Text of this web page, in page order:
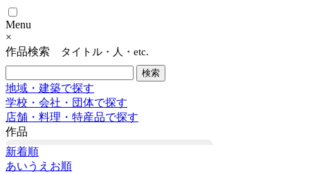
Menu
×
作品検索
タイトル・人・etc.
地域・建築で探す
学校・会社・団体で探す
店舗・料理・特産品で探す
作品
新着順
あいうえお順